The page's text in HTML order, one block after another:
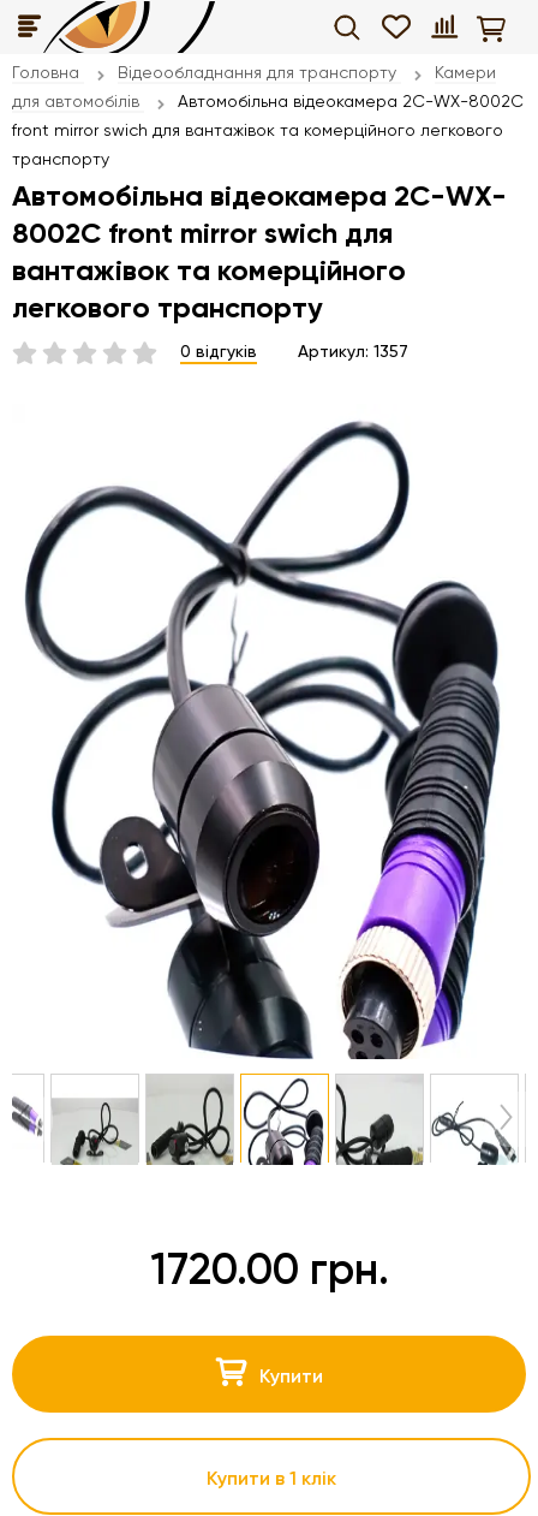
Головна Відеообладнання для транспорту
Камери
для автомобілів
Автомобільна відеокамера 2С-WX-8002C
front mirror swich для вантажівок та комерційного легкового
транспорту
Автомобільна відеокамера 2С-WX-
8002C front mirror swich для
вантажівок та комерційного
легкового транспорту
0 відгуків Артикул: 1357
1720.00 грн.
Купити
Купити в 1 клік